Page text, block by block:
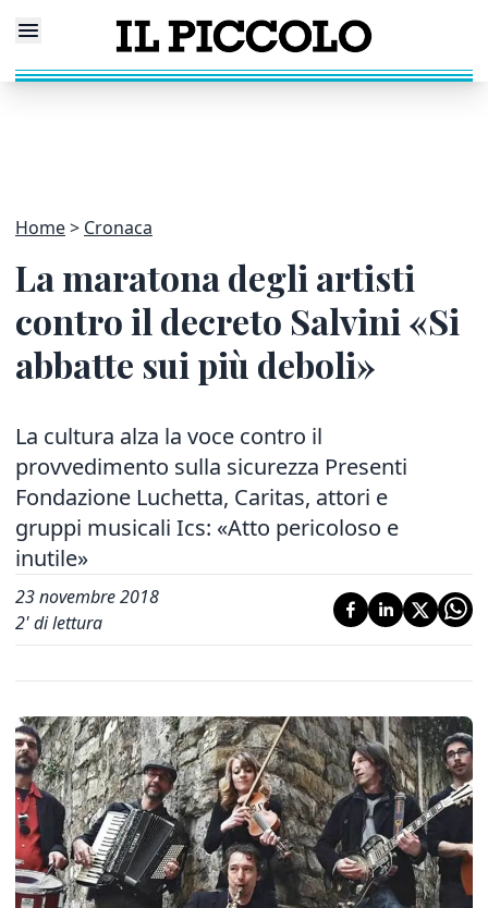
Home Cronaca
La maratona degli artisti
contro il decreto Salvini «Si
abbatte sui più deboli»
La cultura alza la voce contro il
provvedimento sulla sicurezza Presenti
Fondazione Luchetta, Caritas, attori e
gruppi musicali Ics: «Atto pericoloso e
inutile»
23 novembre 2018
2' di lettura